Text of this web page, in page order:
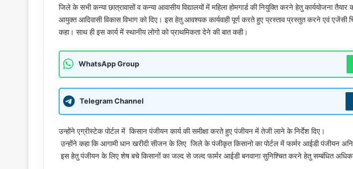
जिले के सभी कन्या छात्रावासों व कन्या आवासीय विद्यालयों में महिला होमगार्ड की नियुक्ति करने हेतु कार्ययोजना
आयुक्त आदिवासी विकास विभाग को दिए। इस हेतु आवश्यक कार्यवाही पूर्ण करते हुए प्रस्ताव प्रस्तुत करने एवं एजेंसी
कहा। साथ ही इस कार्य में स्थानीय लोगो को प्राथमिकता देने की बात कही।
WhatsApp Group
Telegram Channel
उन्होंने एग्रीस्टेक पोर्टल में किसान पंजीयन कार्य की समीक्षा करते हुए पंजीयन में तेजी लाने के निर्देश दिए।
उन्होंने कहा कि आगामी धान खरीदी सीजन के लिए जिले के पंजीकृत किसानो का पोर्टल में फार्मर आईडी पंजीयन
इस हेतु पंजीयन के लिए शेष बचे किसानों का जल्द से जल्द फार्मर आईडी बनवाना सुनिश्चित करने हेतु सम्बंधित